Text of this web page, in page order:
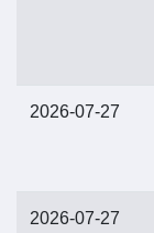
2026-07-27
2026-07-27